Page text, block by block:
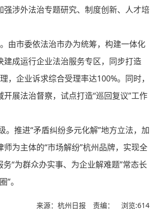
涉外法治专题研究、制度创新、人才培
由市委依法治市办为统筹，构建一体化
成运行企业法治服务专区，同步打造
，企业诉求综合受理率达100%。同时，
展法治督察，试点打造“巡回复议”工作
推进“矛盾纠纷多元化解”地方立法，加
为主体的“市场解纷”杭州品牌，实现全
“为群众办实事、为企业解难题”常态长
。
来源：杭州日报 责编： 浏览:614